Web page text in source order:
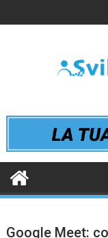
to
Google Meet: